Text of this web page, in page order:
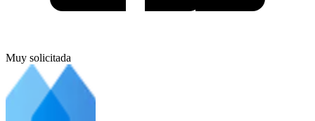
Muy solicitada